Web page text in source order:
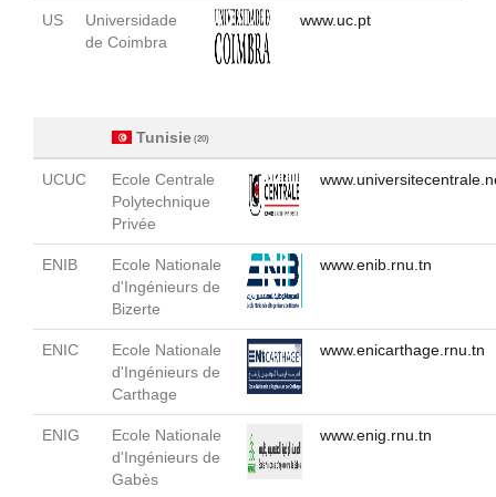
US
Universidade
de Coimbra
www.uc.pt
Tunisie (20)
UCUC
Ecole Centrale
Polytechnique
Privée
ENIB
Ecole Nationale
d'Ingénieurs de
Bizerte
www.enib.rnu.tn
ENIC
Ecole Nationale
d'Ingénieurs de
Carthage
www.enicarthage.rnu.tn
ENIG
Ecole Nationale
d'Ingénieurs de
Gabès
www.enig.rnu.tn